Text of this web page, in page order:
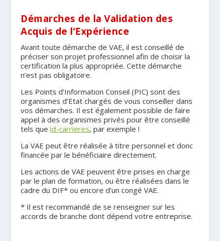
Démarches de la Validation des
Acquis de l’Expérience
Avant toute démarche de VAE, il est conseillé de
préciser son projet professionnel afin de choisir la
certification la plus appropriée. Cette démarche
n’est pas obligatoire.
Les Points d’Information Conseil (PIC) sont des
organismes d’Etat chargés de vous conseiller dans
vos démarches. Il est également possible de faire
appel à des organismes privés pour être conseillé
tels queid-carrieres, par exemple !
La VAE peut être réalisée à titre personnel et donc
financée par le bénéficiaire directement.
Les actions de VAE peuvent être prises en charge
par le plan de formation, ou être réalisées dans le
cadre du DIF* ou encore d’un congé VAE.
* Il est recommandé de se renseigner sur les
accords de branche dont dépend votre entreprise.